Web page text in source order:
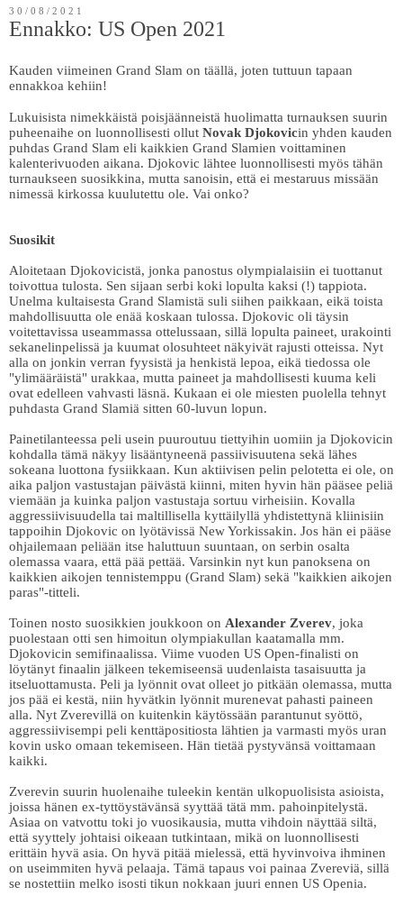
30/08/2021
Ennakko: US Open 2021
Kauden viimeinen Grand Slam on täällä, joten tuttuun tapaan
ennakkoa kehiin!
Lukuisista nimekkäistä poisjäänneistä huolimatta turnauksen suurin
puheenaihe on luonnollisesti ollut Novak Djokovicin yhden kauden
puhdas Grand Slam eli kaikkien Grand Slamien voittaminen
kalenterivuoden aikana. Djokovic lähtee luonnollisesti myös tähän
turnaukseen suosikkina, mutta sanoisin, että ei mestaruus missään
nimessä kirkossa kuulutettu ole. Vai onko?
Suosikit
Aloitetaan Djokovicistä, jonka panostus olympialaisiin ei tuottanut
toivottua tulosta. Sen sijaan serbi koki lopulta kaksi (!) tappiota.
Unelma kultaisesta Grand Slamistä suli siihen paikkaan, eikä toista
mahdollisuutta ole enää koskaan tulossa. Djokovic oli täysin
voitettavissa useammassa ottelussaan, sillä lopulta paineet, urakointi
sekanelinpelissä ja kuumat olosuhteet näkyivät rajusti otteissa. Nyt
alla on jonkin verran fyysistä ja henkistä lepoa, eikä tiedossa ole
"ylimääräistä" urakkaa, mutta paineet ja mahdollisesti kuuma keli
ovat edelleen vahvasti läsnä. Kukaan ei ole miesten puolella tehnyt
puhdasta Grand Slamiä sitten 60-luvun lopun.
Painetilanteessa peli usein puuroutuu tiettyihin uomiin ja Djokovicin
kohdalla tämä näkyy lisääntyneenä passiivisuutena sekä lähes
sokeana luottona fysiikkaan. Kun aktiivisen pelin pelotetta ei ole, on
aika paljon vastustajan päivästä kiinni, miten hyvin hän pääsee peliä
viemään ja kuinka paljon vastustaja sortuu virheisiin. Kovalla
aggressiivisuudella tai maltillisella kyttäilyllä yhdistettynä kliinisiin
tappoihin Djokovic on lyötävissä New Yorkissakin. Jos hän ei pääse
ohjailemaan peliään itse haluttuun suuntaan, on serbin osalta
olemassa vaara, että pää pettää. Varsinkin nyt kun panoksena on
kaikkien aikojen tennistemppu (Grand Slam) sekä "kaikkien aikojen
paras"-titteli.
Toinen nosto suosikkien joukkoon on Alexander Zverev, joka
puolestaan otti sen himoitun olympiakullan kaatamalla mm.
Djokovicin semifinaalissa. Viime vuoden US Open-finalisti on
löytänyt finaalin jälkeen tekemiseensä uudenlaista tasaisuutta ja
itseluottamusta. Peli ja lyönnit ovat olleet jo pitkään olemassa, mutta
jos pää ei kestä, niin hyvätkin lyönnit murenevat pahasti paineen
alla. Nyt Zverevillä on kuitenkin käytössään parantunut syöttö,
aggressiivisempi peli kenttäpositiosta lähtien ja varmasti myös uran
kovin usko omaan tekemiseen. Hän tietää pystyvänsä voittamaan
kaikki.
Zverevin suurin huolenaihe tuleekin kentän ulkopuolisista asioista,
joissa hänen ex-tyttöystävänsä syyttää tätä mm. pahoinpitelystä.
Asiaa on vatvottu toki jo vuosikausia, mutta vihdoin näyttää siltä,
että syyttely johtaisi oikeaan tutkintaan, mikä on luonnollisesti
erittäin hyvä asia. On hyvä pitää mielessä, että hyvinvoiva ihminen
on useimmiten hyvä pelaaja. Tämä tapaus voi painaa Zvereviä, sillä
se nostettiin melko isosti tikun nokkaan juuri ennen US Openia.